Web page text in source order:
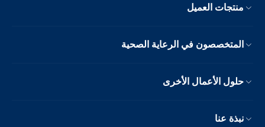
منتجات العميل
المتخصصون في الرعاية الصحية
حلول الأعمال الأخرى
نبذة عنا